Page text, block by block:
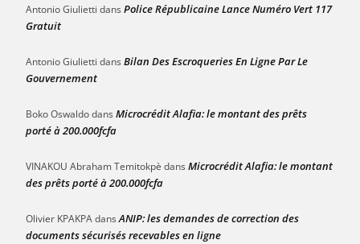
Antonio Giulietti dans Police Républicaine Lance Numéro Vert 117
Gratuit
Antonio Giulietti dans Bilan Des Escroqueries En Ligne Par Le
Gouvernement
Boko Oswaldodans Microcrédit Alafia: le montant des prêts
porté à 200.000fcfa
VINAKOU Abraham Temitokpè dans Microcrédit Alafia: le montant
des prêts porté à 200.000fcfa
Olivier KPAKPAdansANIP: les demandes de correction des
documents sécurisés recevables en ligne